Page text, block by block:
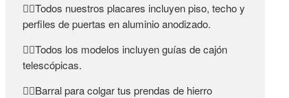
👉🏼Todos nuestros placares incluyen piso, techo y
perfiles de puertas en aluminio anodizado.
👉🏼Todos los modelos incluyen guías de cajón
telescópicas.
👉🏼Barral para colgar tus prendas de hierro